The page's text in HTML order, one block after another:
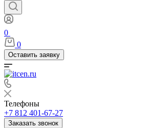
0
0
Оставить заявку
Телефоны
+7 812 401-67-27
Заказать звонок